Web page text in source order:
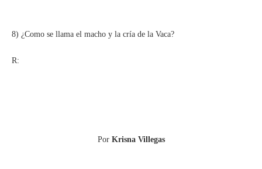
8) ¿Como se llama el macho y la cría de la Vaca?
R:
Por Krisna Villegas